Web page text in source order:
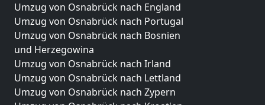
Umzug von Osnabrück nach England
Umzug von Osnabrück nach Portugal
Umzug von Osnabrück nach Bosnien
und Herzegowina
Umzug von Osnabrück nach Irland
Umzug von Osnabrück nach Lettland
Umzug von Osnabrück nach Zypern